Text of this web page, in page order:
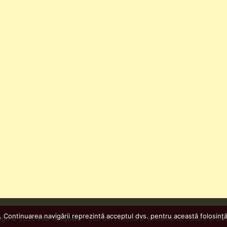
© 2026Info Timișoara- Știri din Timișoara, evenimente, cultură și
navigării reprezintă acceptul dvs. pentru această